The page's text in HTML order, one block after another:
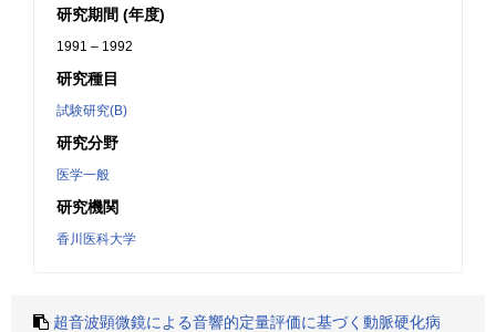
研究期間 (年度)
1991 – 1992
研究種目
試験研究(B)
研究分野
医学一般
研究機関
香川医科大学
超音波顕微鏡による音響的定量評価に基づく動脈硬化病